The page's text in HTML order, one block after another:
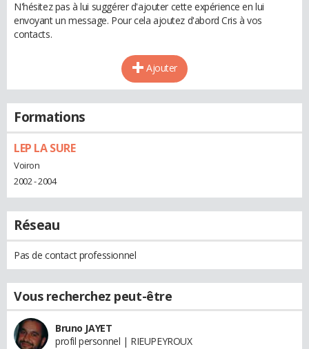
N'hésitez pas à lui suggérer d'ajouter cette expérience en lui
envoyant un message. Pour cela ajoutez d'abord Cris à vos
contacts.
Ajouter
Formations
LEP LA SURE
Voiron
2002 - 2004
Réseau
Pas de contact professionnel
Vous recherchez peut-être
Bruno JAYET
profil personnel | RIEUPEYROUX